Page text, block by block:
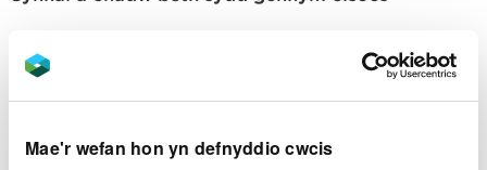
Mae'r wefan hon yn defnyddio cwcis
ardaloedd gwarchodedig yn effeithiol, gan
Ailfeddwl y model busnes